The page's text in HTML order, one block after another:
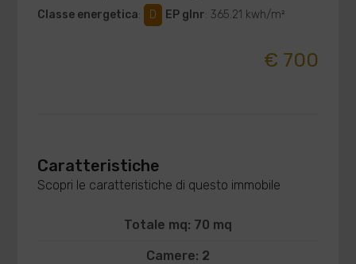
Classe energetica: D EP glnr: 365.21 kwh/m²
€ 700
Caratteristiche
Scopri le caratteristiche di questo immobile
Totale mq: 70 mq
Camere: 2